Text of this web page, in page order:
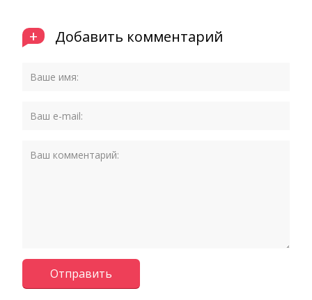
+ Добавить комментарий